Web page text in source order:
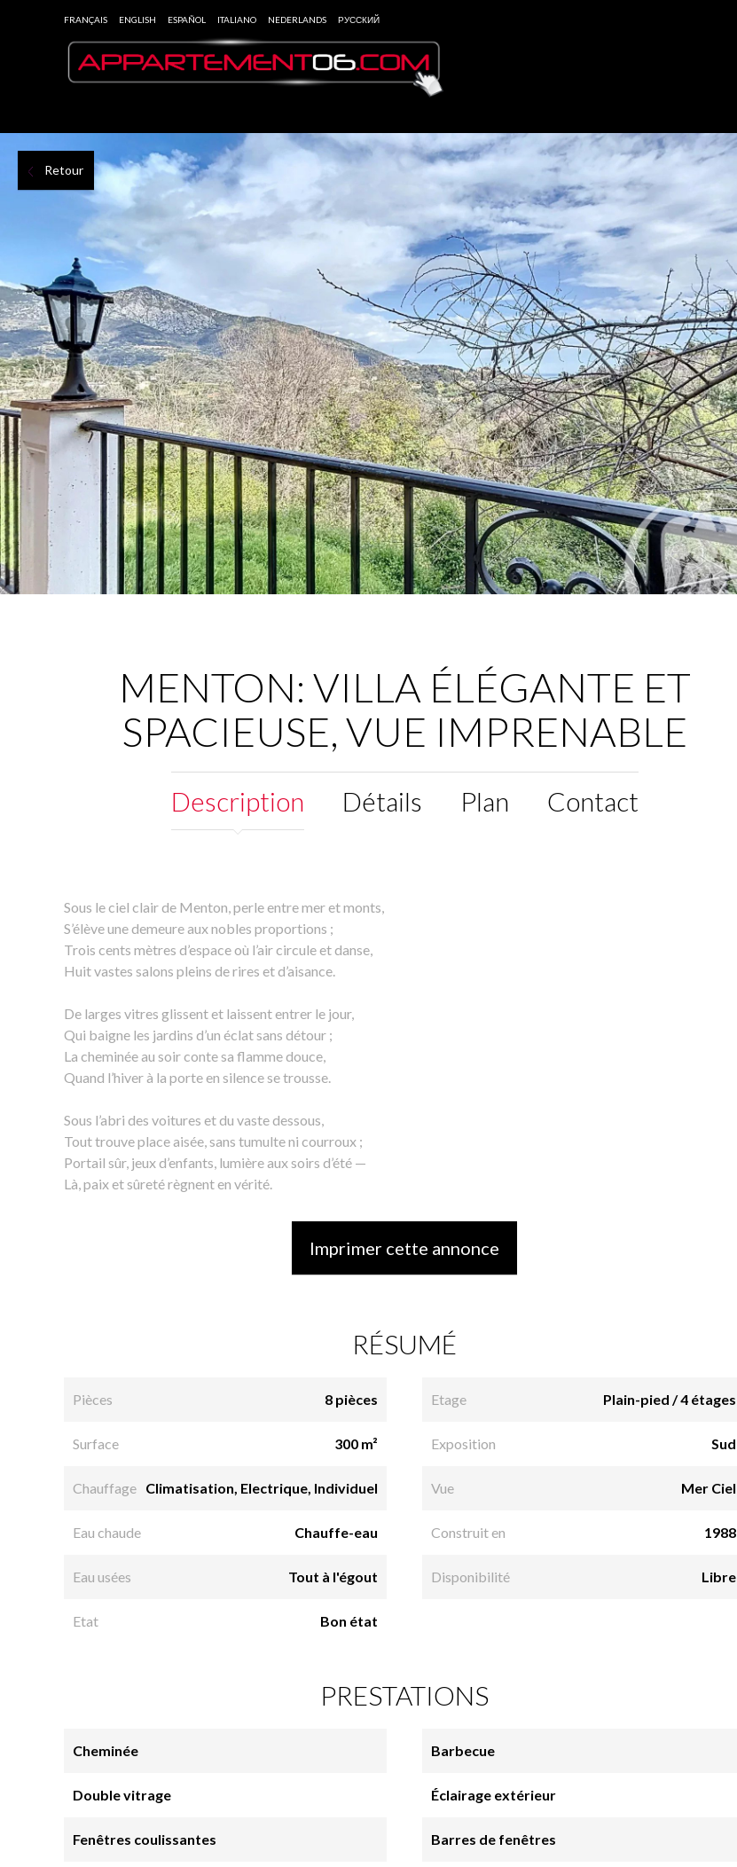
FRANÇAIS ENGLISH ESPAÑOL ITALIANO NEDERLANDS РУССКИЙ
Retour
MENTON: VILLA ÉLÉGANTE ET
SPACIEUSE, VUE IMPRENABLE
Description Détails Plan Contact
Sous le ciel clair de Menton, perle entre mer et monts,
S’élève une demeure aux nobles proportions ;
Trois cents mètres d’espace où l’air circule et danse,
Huit vastes salons pleins de rires et d’aisance.
De larges vitres glissent et laissent entrer le jour,
Qui baigne les jardins d’un éclat sans détour ;
La cheminée au soir conte sa flamme douce,
Quand l’hiver à la porte en silence se trousse.
Sous l’abri des voitures et du vaste dessous,
Tout trouve place aisée, sans tumulte ni courroux ;
Portail sûr, jeux d’enfants, lumière aux soirs d’été —
Là, paix et sûreté règnent en vérité.
Imprimer cette annonce
RÉSUMÉ
Pièces 8 pièces
Surface 300 m²
Chauffage Climatisation, Electrique, Individuel
Eau chaude Chauffe-eau
Eau usées Tout à l'égout
Etat Bon état
Etage Plain-pied / 4 étages
Exposition Sud
Vue Mer Ciel
Construit en 1988
Disponibilité Libre
PRESTATIONS
Cheminée
Double vitrage
Fenêtres coulissantes
Barbecue
Éclairage extérieur
Barres de fenêtres